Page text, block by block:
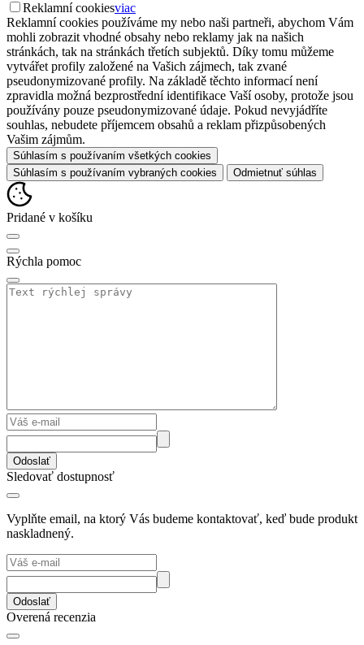
Reklamní cookiesviac
Reklamní cookies používáme my nebo naši partneři, abychom Vám
mohli zobrazit vhodné obsahy nebo reklamy jak na našich
stránkách, tak na stránkách třetích subjektů. Díky tomu můžeme
vytvářet profily založené na Vašich zájmech, tak zvané
pseudonymizované profily. Na základě těchto informací není
zpravidla možná bezprostřední identifikace Vaší osoby, protože jsou
používány pouze pseudonymizované údaje. Pokud nevyjádříte
souhlas, nebudete příjemcem obsahů a reklam přizpůsobených
Vašim zájmům.
Súhlasím s používaním všetkých cookies
Súhlasím s používaním vybraných cookies
Odmietnuť súhlas
Pridané v košíku
Rýchla pomoc
Odoslať
Sledovať dostupnosť
Vyplňte email, na ktorý Vás budeme kontaktovať, keď bude produkt
naskladnený.
Odoslať
Overená recenzia